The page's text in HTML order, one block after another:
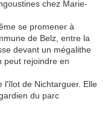
chez Marie-
se promener à
de Belz, entre la
devant un mégalithe
peut rejoindre en
l'îlot de Nichtarguer. Elle
du parc